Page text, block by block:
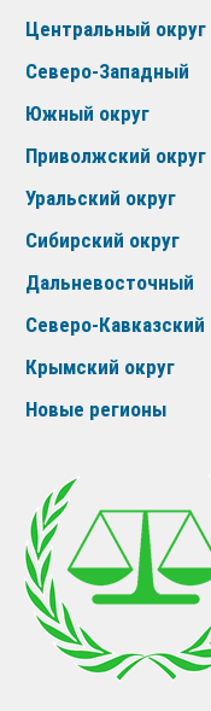
Центральный округ
Северо-Западный
Южный округ
Приволжский округ
Уральский округ
Сибирский округ
Дальневосточный
Северо-Кавказский
Крымский округ
Новые регионы